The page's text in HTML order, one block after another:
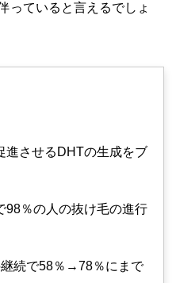
っていると言えるでしょ
進させるDHTの生成をブ
98％の人の抜け毛の進行
続で58％→78％にまで